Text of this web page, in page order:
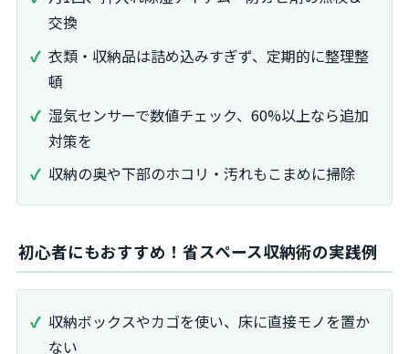
交換
衣類・収納品は詰め込みすぎず、定期的に整理整
頓
湿気センサーで数値チェック、60%以上なら追加
対策を
収納の奥や下部のホコリ・汚れもこまめに掃除
初心者にもおすすめ！省スペース収納術の実践例
収納ボックスやカゴを使い、床に直接モノを置か
ない